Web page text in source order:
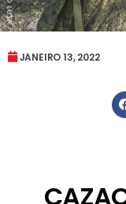
JANEIRO 13, 2022